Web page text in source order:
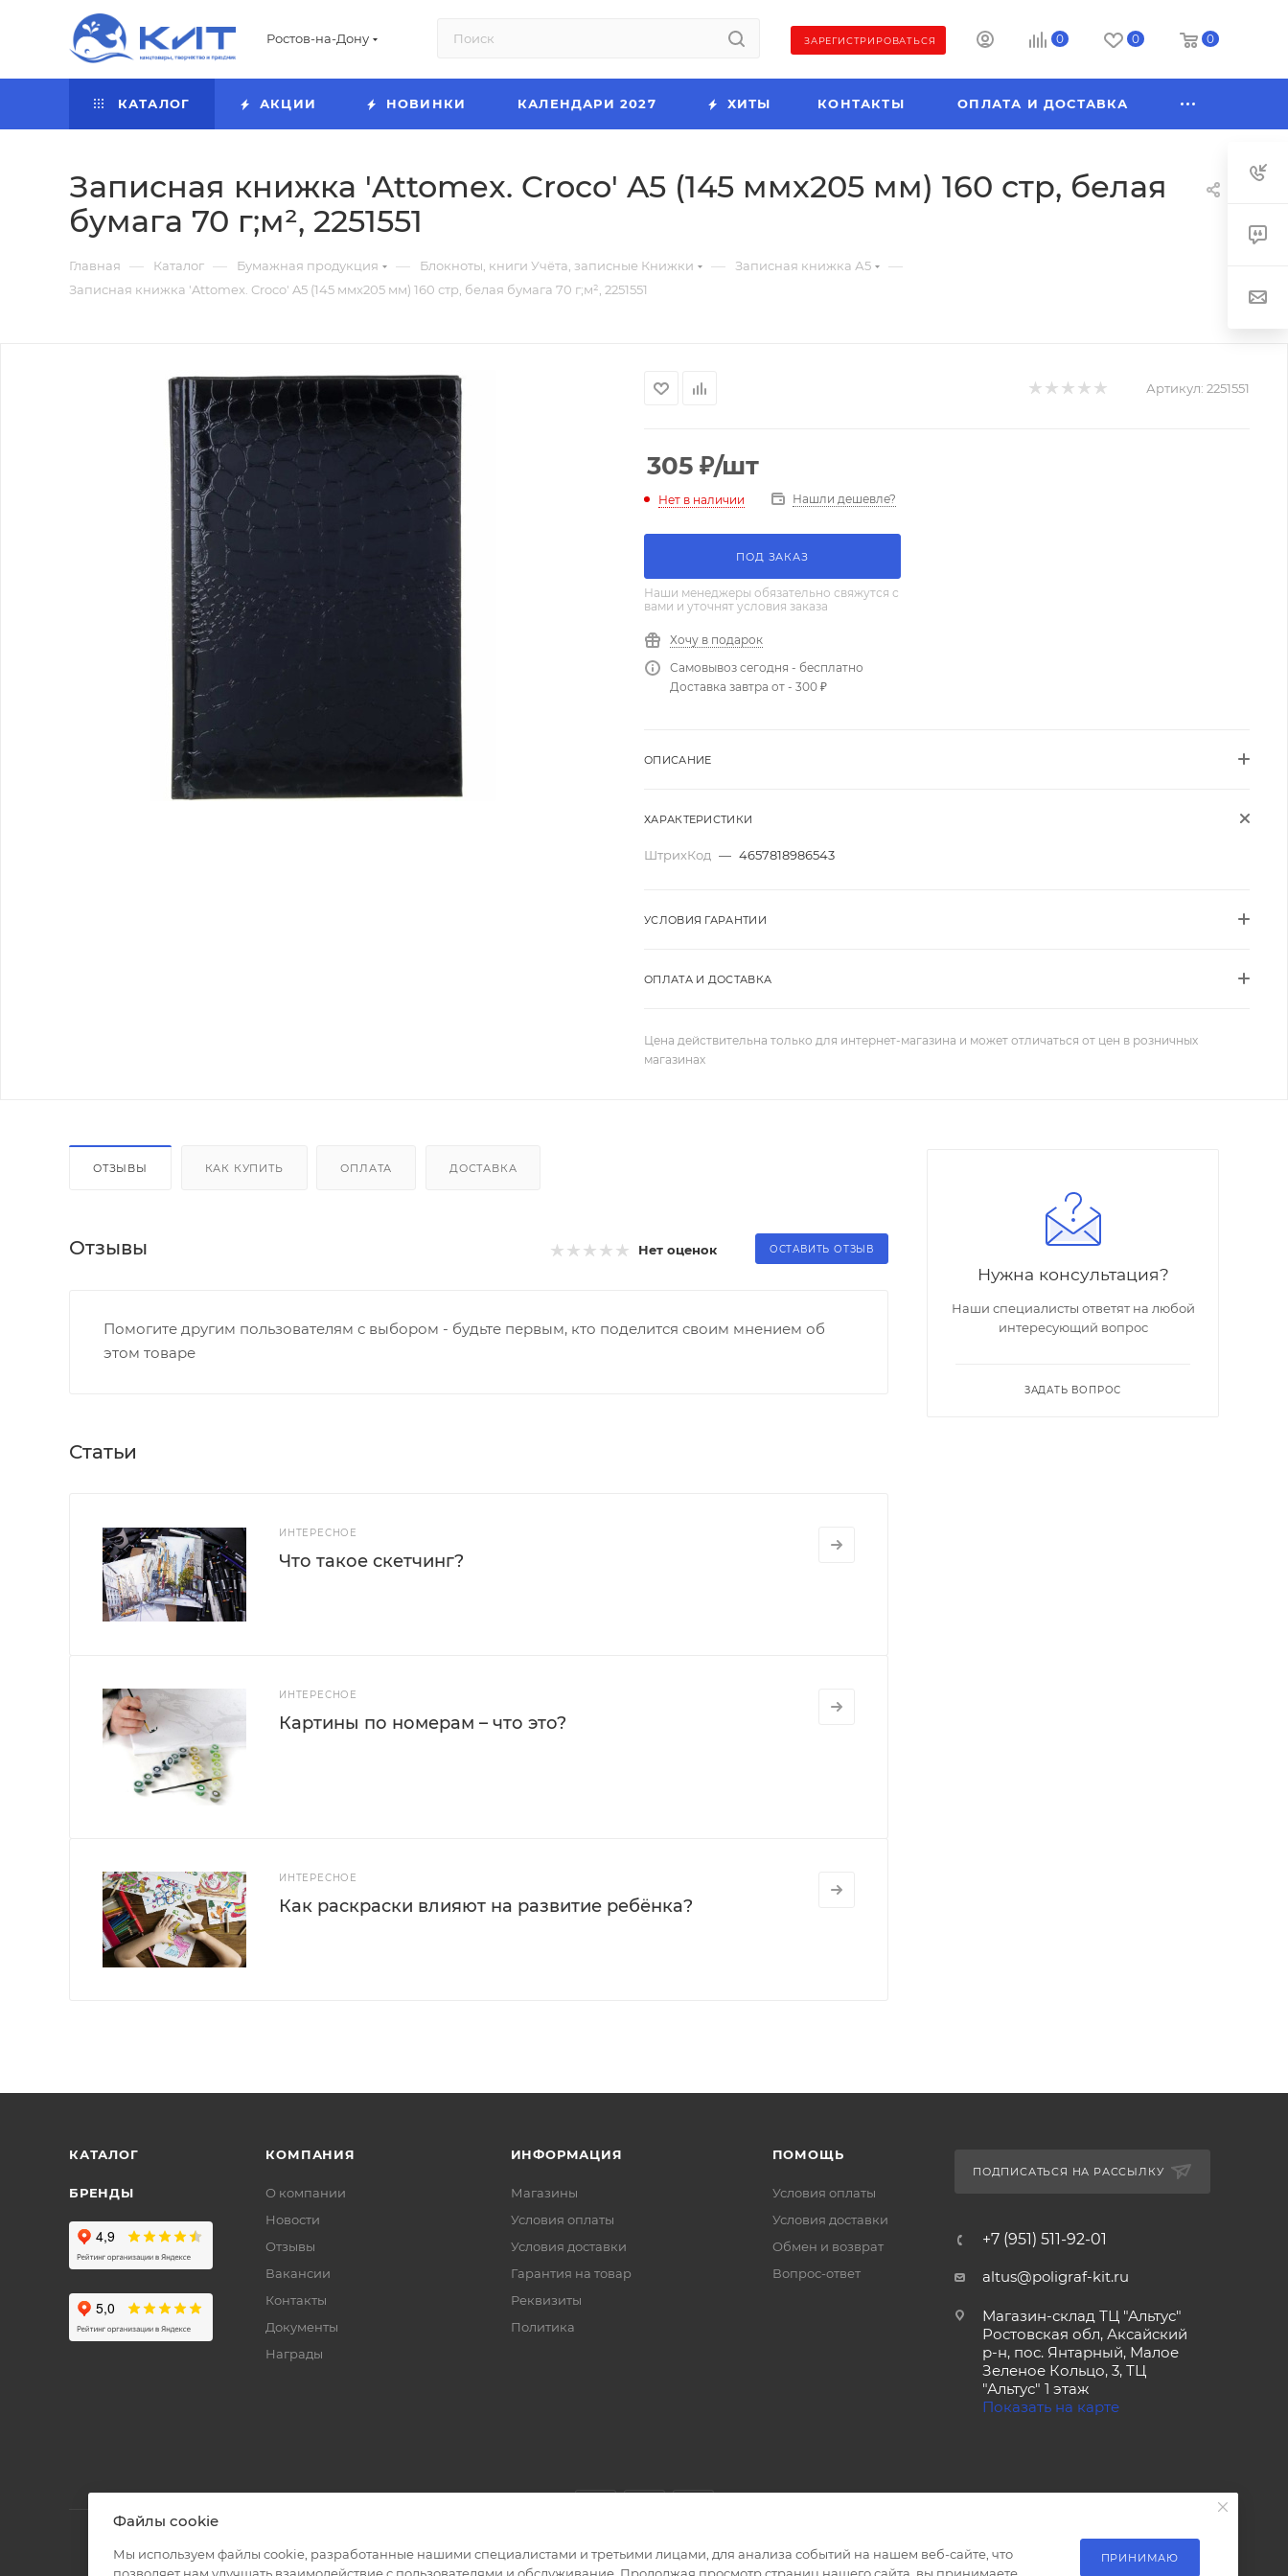
Ростов-на-Дону ЗАРЕГИСТРИРОВАТЬСЯ 0 0 0
КАТАЛОГ АКЦИИ НОВИНКИ КАЛЕНДАРИ 2027 ХИТЫ КОНТАКТЫ ОПЛАТА И ДОСТАВКА
Записная книжка 'Attomex. Croco' A5 (145 ммx205 мм) 160 стр, белая
бумага 70 г;м², 2251551
Главная — Каталог — Бумажная продукция — Блокноты, книги Учёта, записные Книжки — Записная книжка А5 —
Записная книжка 'Attomex. Croco' A5 (145 ммx205 мм) 160 стр, белая бумага 70 г;м², 2251551
Артикул: 2251551
305 ₽/шт
Нет в наличии Нашли дешевле?
ПОД ЗАКАЗ
Наши менеджеры обязательно свяжутся с
вами и уточнят условия заказа
Хочу в подарок
Самовывоз сегодня - бесплатно
Доставка завтра от - 300 ₽
ОПИСАНИЕ
ХАРАКТЕРИСТИКИ
ШтрихКод — 4657818986543
УСЛОВИЯ ГАРАНТИИ
ОПЛАТА И ДОСТАВКА
Цена действительна только для интернет-магазина и может отличаться от цен в розничных
магазинах
ОТЗЫВЫ КАК КУПИТЬ ОПЛАТА ДОСТАВКА
Отзывы Нет оценок ОСТАВИТЬ ОТЗЫВ
Помогите другим пользователям с выбором - будьте первым, кто поделится своим мнением об
этом товаре
Статьи
ИНТЕРЕСНОЕ
Что такое скетчинг?
ИНТЕРЕСНОЕ
Картины по номерам – что это?
ИНТЕРЕСНОЕ
Как раскраски влияют на развитие ребёнка?
Нужна консультация?
Наши специалисты ответят на любой
интересующий вопрос
ЗАДАТЬ ВОПРОС
КАТАЛОГ
БРЕНДЫ
КОМПАНИЯ
О компании
Новости
Отзывы
Вакансии
Контакты
Документы
Награды
ИНФОРМАЦИЯ
Магазины
Условия оплаты
Условия доставки
Гарантия на товар
Реквизиты
Политика
ПОМОЩЬ
Условия оплаты
Условия доставки
Обмен и возврат
Вопрос-ответ
ПОДПИСАТЬСЯ НА РАССЫЛКУ
+7 (951) 511-92-01
altus@poligraf-kit.ru
Магазин-склад ТЦ "Альтус"
Ростовская обл, Аксайский
р-н, пос. Янтарный, Малое
Зеленое Кольцо, 3, ТЦ
"Альтус" 1 этаж
Показать на карте
Файлы cookie
Мы используем файлы cookie, разработанные нашими специалистами и третьими лицами, для анализа событий на нашем веб-сайте, что
ПРИНИМАЮ